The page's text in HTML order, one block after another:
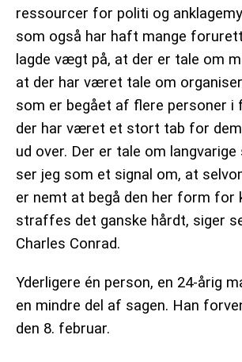
ressourcer for politi og
som også har haft mange
lagde vægt på, at der er tale om
at der har været tale om
som er begået af flere personer i
der har været et stort tab for
ud over. Der er tale om
ser jeg som et signal om, at
er nemt at begå den her form for
straffes det ganske hårdt, siger
Charles Conrad.
Yderligere én person, en 24-årig
en mindre del af sagen. Han
den 8. februar.